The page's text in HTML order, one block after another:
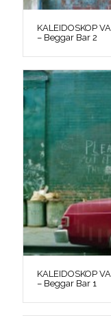
KALEIDOSKOP
– Beggar Bar 2
KALEIDOSKOP
– Beggar Bar 1